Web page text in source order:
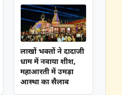
लाखों भक्तों ने दादाजी
धाम में नवाया शीश,
महाआरती में उमड़ा
आस्था का सैलाब